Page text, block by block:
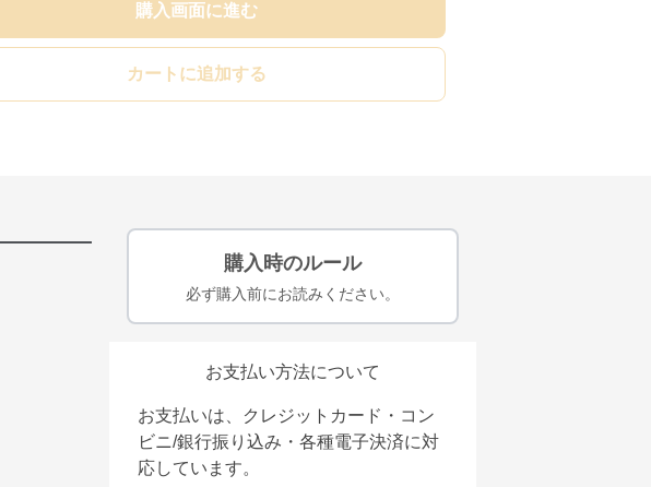
購入画面に進む
カートに追加する
購入時のルール
必ず購入前にお読みください。
お支払い方法について
お支払いは、クレジットカード・コン
ビニ/銀行振り込み・各種電子決済に対
応しています。